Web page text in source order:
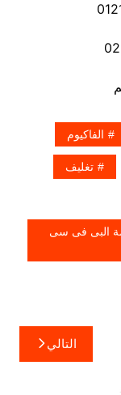
الفاكيوم
تغليف
البى فى سى
التالي